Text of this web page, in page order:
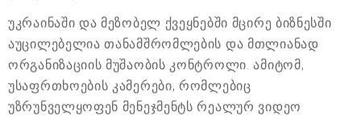
უკრაინაში და მეზობელ ქვეყნებში მცირე ბიზნესში
აუცილებელია თანამშრომლების და მთლიანად
ორგანიზაციის მუშაობის კონტროლი. ამიტომ,
უსაფრთხოების კამერები, რომლებიც
უზრუნველყოფენ მენეჯმენტს რეალურ ვიდეო